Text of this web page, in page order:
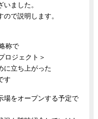
ました。
で説明します。
称で
ロジェクト＞
に立ち上がった
す
場をオープンする予定で